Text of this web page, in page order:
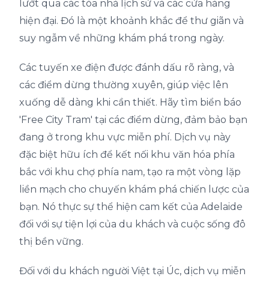
lướt qua các tòa nhà lịch sử và các cửa hàng
hiện đại. Đó là một khoảnh khắc để thư giãn và
suy ngẫm về những khám phá trong ngày.
Các tuyến xe điện được đánh dấu rõ ràng, và
các điểm dừng thường xuyên, giúp việc lên
xuống dễ dàng khi cần thiết. Hãy tìm biển báo
'Free City Tram' tại các điểm dừng, đảm bảo bạn
đang ở trong khu vực miễn phí. Dịch vụ này
đặc biệt hữu ích để kết nối khu văn hóa phía
bắc với khu chợ phía nam, tạo ra một vòng lặp
liền mạch cho chuyến khám phá chiến lược của
bạn. Nó thực sự thể hiện cam kết của Adelaide
đối với sự tiện lợi của du khách và cuộc sống đô
thị bền vững.
Đối với du khách người Việt tại Úc, dịch vụ miễn